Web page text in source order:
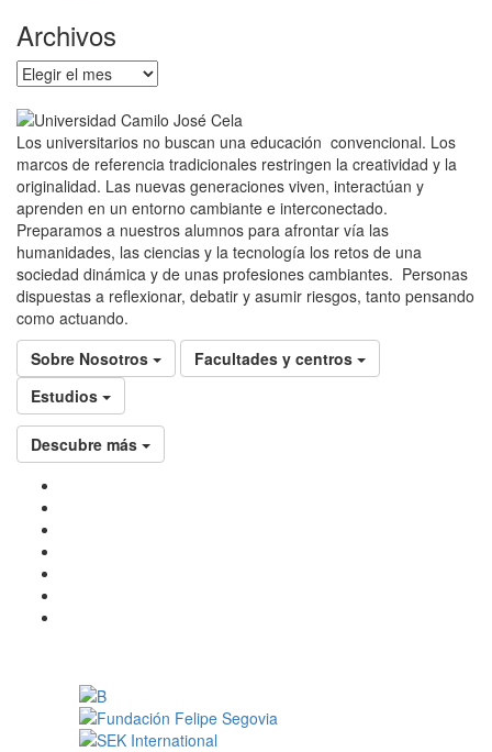
Archivos
Archivos
Los universitarios no buscan una educación convencional. Los
marcos de referencia tradicionales restringen la creatividad y la
originalidad. Las nuevas generaciones viven, interactúan y
aprenden en un entorno cambiante e interconectado.
Preparamos a nuestros alumnos para afrontar vía las
humanidades, las ciencias y la tecnología los retos de una
sociedad dinámica y de unas profesiones cambiantes. Personas
dispuestas a reflexionar, debatir y asumir riesgos, tanto pensando
como actuando.
Sobre Nosotros
Facultades y centros
Estudios
Descubre más